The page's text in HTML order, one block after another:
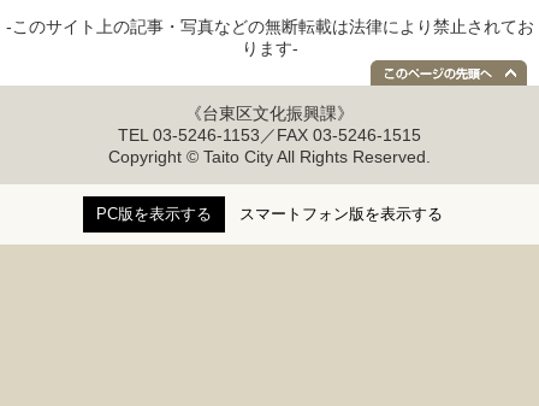
-このサイト上の記事・写真などの無断転載は法律により禁止されてお
ります-
《台東区文化振興課》
TEL 03-5246-1153／FAX 03-5246-1515
Copyright © Taito City All Rights Reserved.
PC版を表示する スマートフォン版を表示する